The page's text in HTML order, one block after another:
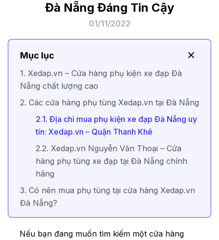
Đà Nẵng Đáng Tin Cậy
01/11/2022
Mục lục
1. Xedap.vn – Cửa hàng phụ kiện xe đạp Đà
Nẵng chất lượng cao
2. Các cửa hàng phụ tùng Xedap.vn tại Đà Nẵng
2.1. Địa chỉ mua phụ kiện xe đạp Đà Nẵng uy
tín: Xedap.vn – Quận Thanh Khê
2.2. Xedap.vn Nguyễn Văn Thoại – Cửa
hàng phụ tùng xe đạp tại Đà Nẵng chính
hãng
3. Có nên mua phụ tùng tại cửa hàng Xedap.vn
Đà Nẵng?
Nếu bạn đang muốn tìm kiếm một cửa hàng